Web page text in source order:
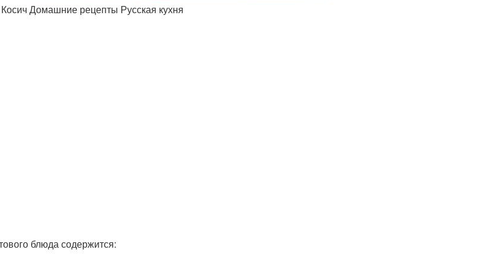
Домашние рецепты Русская кухня
блюда содержится: